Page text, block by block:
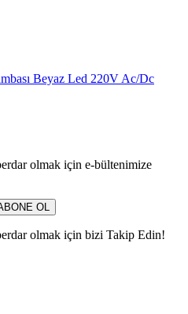
Beyaz Led 220V Ac/Dc
olmak için e-bültenimize
OL
olmak için bizi Takip Edin!